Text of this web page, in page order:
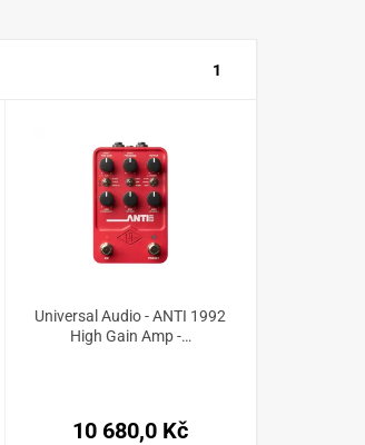
1
Universal Audio - ANTI 1992
High Gain Amp -…
10 680,0 Kč